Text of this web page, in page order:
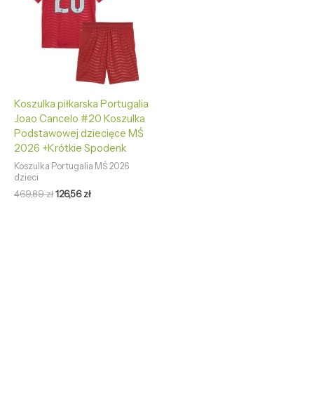
Koszulka piłkarska Portugalia
Joao Cancelo #20 Koszulka
Podstawowej dziecięce MŚ
2026 +Krótkie Spodenk
Koszulka Portugalia MŚ 2026
dzieci
469,89zł126,56zł